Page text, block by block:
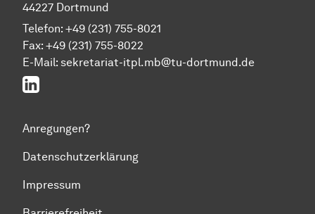
44227 Dortmund
Telefon: +49 (231) 755-8021
Fax: +49 (231) 755-8022
E-Mail: sekretariat-itpl.mb@tu-dortmund.de
LinkedIn
Anregungen?
Datenschutzerklärung
Impressum